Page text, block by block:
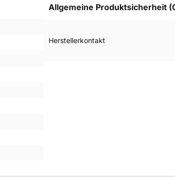
Allgemeine Produktsicherheit
Herstellerkontakt